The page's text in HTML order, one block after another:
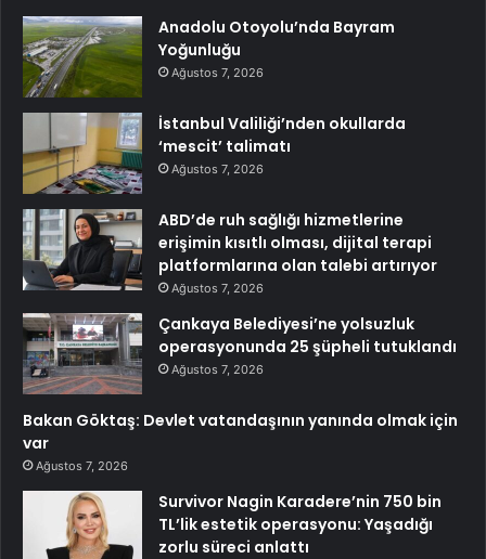
Anadolu Otoyolu’nda Bayram
Yoğunluğu
Ağustos 7, 2026
İstanbul Valiliği’nden okullarda
‘mescit’ talimatı
Ağustos 7, 2026
ABD’de ruh sağlığı hizmetlerine
erişimin kısıtlı olması, dijital terapi
platformlarına olan talebi artırıyor
Ağustos 7, 2026
Çankaya Belediyesi’ne yolsuzluk
operasyonunda 25 şüpheli tutuklandı
Ağustos 7, 2026
Bakan Göktaş: Devlet vatandaşının yanında olmak için
var
Ağustos 7, 2026
Survivor Nagin Karadere’nin 750 bin
TL’lik estetik operasyonu: Yaşadığı
zorlu süreci anlattı